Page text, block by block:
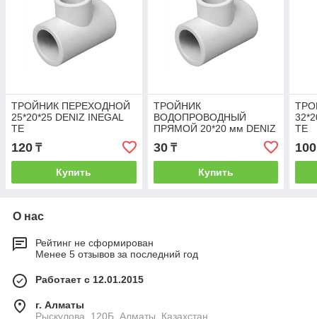
ТРОЙНИК ПЕРЕХОДНОЙ
25*20*25 DENIZ INEGAL
TE
120 ₸
Купить
ТРОЙНИК
ВОДОПРОВОДНЫЙ
ПРЯМОЙ 20*20 мм DENIZ
TE CATAL
30₸
Купить
TE
100
О нас
Рейтинг не сформирован
Менее 5 отзывов за последний год
Работает с 12.01.2015
г. Алматы
Рыскулова, 120Б, Алматы, Казахстан